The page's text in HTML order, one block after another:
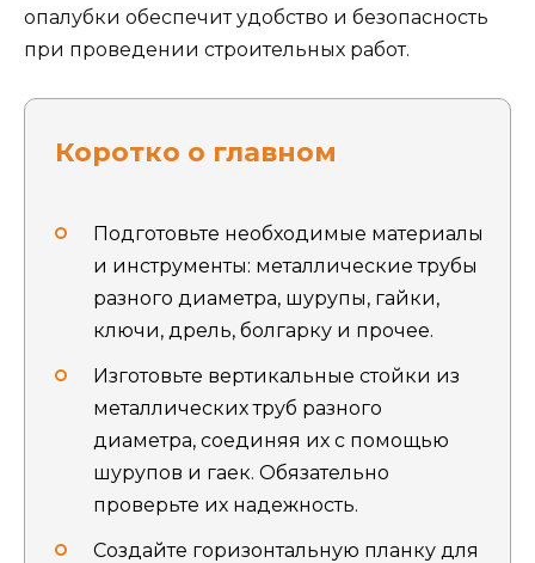
опалубки обеспечит удобство и безопасность
при проведении строительных работ.
Коротко о главном
Подготовьте необходимые материалы
и инструменты: металлические трубы
разного диаметра, шурупы, гайки,
ключи, дрель, болгарку и прочее.
Изготовьте вертикальные стойки из
металлических труб разного
диаметра, соединяя их с помощью
шурупов и гаек. Обязательно
проверьте их надежность.
Создайте горизонтальную планку для